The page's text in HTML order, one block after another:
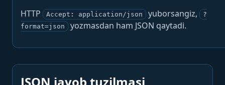
HTTP
Accept: application/json yuborsangiz,
?
format=json
yozmasdan ham JSON qaytadi.